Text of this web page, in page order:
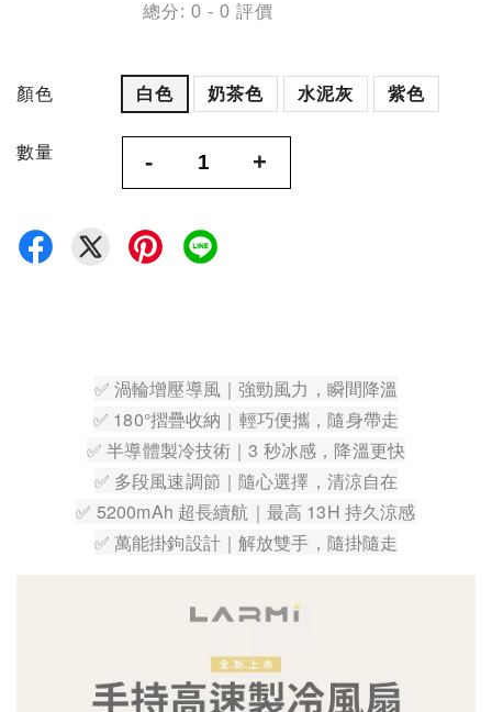
總分: 0 - 0 評價
顏色 白色 奶茶色 水泥灰 紫色
數量 - +
✅ 渦輪增壓導風｜強勁風力，瞬間降溫
✅ 180°摺疊收納｜輕巧便攜，隨身帶走
✅ 半導體製冷技術｜3 秒冰感，降溫更快
✅ 多段風速調節｜隨心選擇，清涼自在
✅ 5200mAh 超長續航｜最高 13H 持久涼感
✅ 萬能掛鉤設計｜解放雙手，隨掛隨走